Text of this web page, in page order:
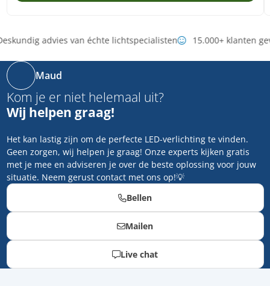
advies van échte lichtspecialisten 15.000+ klanten
Maud
Kom je er niet helemaal uit?
Wij helpen graag!
Het kan lastig zijn om de perfecte LED-verlichting te vinden.
Geen zorgen, wij helpen je graag! Onze experts kijken gratis
met je mee en adviseren je over de beste oplossing voor jouw
situatie. Neem gerust contact met ons op!💡
Bellen
Mailen
Live chat